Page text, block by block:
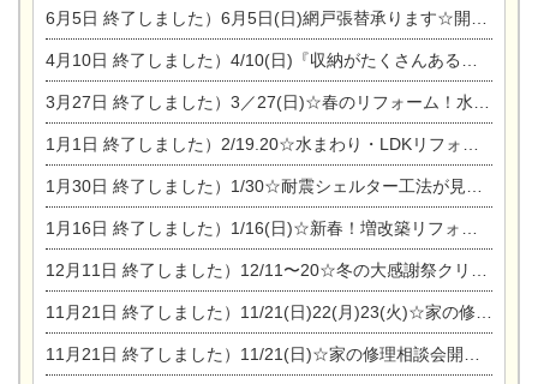
6月5日 終了しました）6月5日(日)網戸張替承ります☆開催！
4月10日 終了しました）4/10(日)『収納がたくさんあるおうち現場見学会』
3月27日 終了しました）3／27(日)☆春のリフォーム！水まわりLDKリフォーム相談会&今がチャンス！エアコン相談会
1月1日 終了しました）2/19.20☆水まわり・LDKリフォーム相談会＆エアコン相談会
1月30日 終了しました）1/30☆耐震シェルター工法が見れる完成見学会
1月16日 終了しました）1/16(日)☆新春！増改築リフォーム&家の修理まつり
12月11日 終了しました）12/11〜20☆冬の大感謝祭クリスマス相談会開催
11月21日 終了しました）11/21(日)22(月)23(火)☆家の修理まつり＆増改築リフォーム相談会
11月21日 終了しました）11/21(日)☆家の修理相談会開催 in 扶桑オークビレッジ